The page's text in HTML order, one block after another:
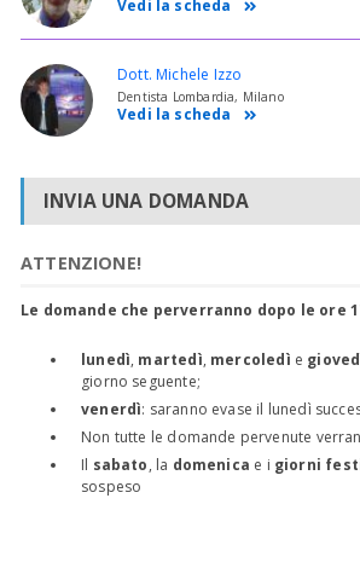
Vedi la scheda
Dott. Michele Izzo
Dentista Lombardia, Milano
Vedi la scheda
INVIA UNA DOMANDA
ATTENZIONE!
Le domande che perverranno dopo le ore
lunedì, martedì, mercoledì e
giorno seguente;
venerdì: saranno evase il lunedì
Non tutte le domande pervenute
Il sabato, la domenica e i giorni
sospeso